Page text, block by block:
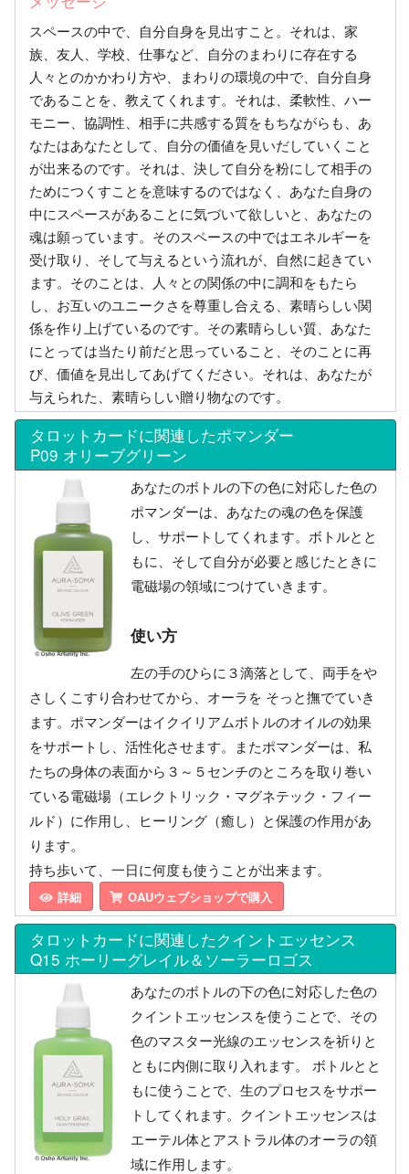
スペースの中で、自分自身を見出すこと。それは、家
族、友人、学校、仕事など、自分のまわりに存在する
人々とのかかわり方や、まわりの環境の中で、自分自身
であることを、教えてくれます。それは、柔軟性、ハー
モニー、協調性、相手に共感する質をもちながらも、あ
なたはあなたとして、自分の価値を見いだしていくこと
が出来るのです。それは、決して自分を粉にして相手の
ためにつくすことを意味するのではなく、あなた自身の
中にスペースがあることに気づいて欲しいと、あなたの
魂は願っています。そのスペースの中ではエネルギーを
受け取り、そして与えるという流れが、自然に起きてい
ます。そのことは、人々との関係の中に調和をもたら
し、お互いのユニークさを尊重し合える、素晴らしい関
係を作り上げているのです。その素晴らしい質、あなた
にとっては当たり前だと思っていること、そのことに再
び、価値を見出してあげてください。それは、あなたが
与えられた、素晴らしい贈り物なのです。
タロットカードに関連したポマンダー
P09 オリーブグリーン
あなたのボトルの下の色に対応した色の
ポマンダーは、あなたの魂の色を保護
し、サポートしてくれます。ボトルとと
もに、そして自分が必要と感じたときに
電磁場の領域につけていきます。
使い方
左の手のひらに３滴落として、両手をや
さしくこすり合わせてから、オーラを そっと撫でていき
ます。ポマンダーはイクイリアムボトルのオイルの効果
をサポートし、活性化させます。またポマンダーは、私
たちの身体の表面から３～５センチのところを取り巻い
ている電磁場（エレクトリック・マグネテック・フィー
ルド）に作用し、ヒーリング（癒し）と保護の作用があ
ります。
持ち歩いて、一日に何度も使うことが出来ます。
詳細 OAUウェブショップで購入
タロットカードに関連したクイントエッセンス
Q15 ホーリーグレイル＆ソーラーロゴス
あなたのボトルの下の色に対応した色の
クイントエッセンスを使うことで、その
色のマスター光線のエッセンスを祈りと
ともに内側に取り入れます。 ボトルとと
もに使うことで、生のプロセスをサポー
トしてくれます。クイントエッセンスは
エーテル体とアストラル体のオーラの領
域に作用します。